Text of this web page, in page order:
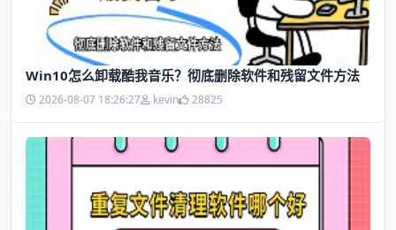
Win10怎么卸载酷我音乐？彻底删除软件和残留文件方法
2026-08-07 18:26:27 kevin 28825